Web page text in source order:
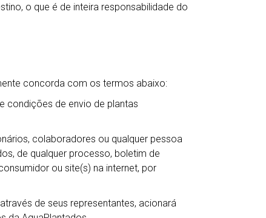
o que é de inteira responsabilidade do
concorda com os termos abaixo:
condições de envio de plantas
colaboradores ou qualquer pessoa
de qualquer processo, boletim de
ou site(s) na internet, por
de seus representantes, acionará